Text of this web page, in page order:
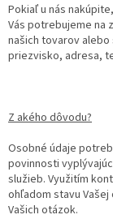
Pokiaľ u nás
Vás potrebujeme na
našich tovarov alebo
priezvisko, adresa,
Z akého dôvodu?
Osobné údaje
povinnosti
služieb. Využitím
ohľadom stavu
Vašich otázok.